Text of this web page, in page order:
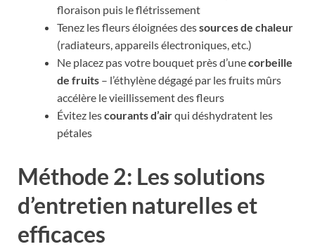
floraison puis le flétrissement
Tenez les fleurs éloignées dessources de chaleur
(radiateurs, appareils électroniques, etc.)
Ne placez pas votre bouquet près d’unecorbeille
de fruits – l’éthylène dégagé par les fruits mûrs
accélère le vieillissement des fleurs
Évitez lescourants d’airqui déshydratent les
pétales
Méthode 2: Les solutions
d’entretien naturelles et
efficaces